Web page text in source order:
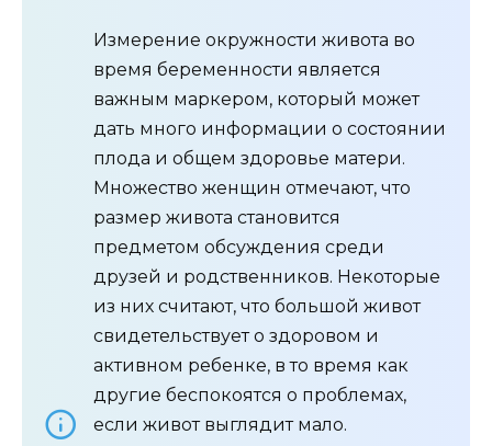
Измерение окружности живота во
время беременности является
важным маркером, который может
дать много информации о состоянии
плода и общем здоровье матери.
Множество женщин отмечают, что
размер живота становится
предметом обсуждения среди
друзей и родственников. Некоторые
из них считают, что большой живот
свидетельствует о здоровом и
активном ребенке, в то время как
другие беспокоятся о проблемах,
если живот выглядит мало.